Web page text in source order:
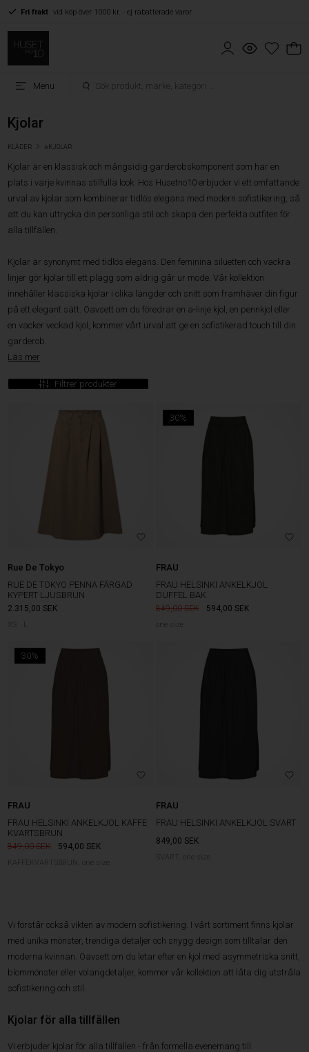
Fri frakt vid köp över 1000 kr. - ej rabatterade varor
Menu
Kjolar
KLÄDER » KJOLAR
Kjolar är en klassisk och mångsidig garderobskomponent som har en
plats i varje kvinnas stilfulla look. Hos Husetno10 erbjuder vi ett omfattande
urval av kjolar som kombinerar tidlös elegans med modern sofistikering, så
att du kan uttrycka din personliga stil och skapa den perfekta outfiten för
alla tillfällen.
Kjolar är synonymt med tidlös elegans. Den feminina siluetten och vackra
linjer gör kjolar till ett plagg som aldrig går ur mode. Vår kollektion
innehåller klassiska kjolar i olika längder och snitt som framhäver din figur
på ett elegant sätt. Oavsett om du föredrar en a-linje kjol, en pennkjol eller
en vacker veckad kjol, kommer vårt urval att ge en sofistikerad touch till din
garderob.
Läs mer
Filtrer produkter
Rue De Tokyo
RUE DE TOKYO PENNA FÄRGAD
KYPERT LJUSBRUN
2.315,00 SEK
L
30%
FRAU
FRAU HELSINKI ANKELKJOL
DUFFEL BAK
849,00 594,00 SEK
one size
30%
FRAU
FRAU HELSINKI ANKELKJOL KAFFE
KVARTSBRUN
849,00 594,00 SEK
KAFFEKVARTSBRUN, one size
FRAU
FRAU HELSINKI ANKELKJOL SVART
849,00 SEK
SVART, one size
Vi förstår också vikten av modern sofistikering. I vårt sortiment finns kjolar
med unika mönster, trendiga detaljer och snygg design som tilltalar den
moderna kvinnan. Oavsett om du letar efter en kjol med asymmetriska snitt,
blommönster eller volangdetaljer, kommer vår kollektion att låta dig utstråla
sofistikering och stil.
Kjolar för alla tillfällen
Vi erbjuder kjolar för alla tillfällen - från formella evenemang till